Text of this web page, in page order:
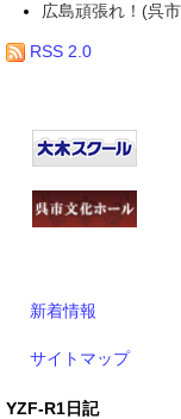
広島頑張れ！(呉
RSS 2.0
新着情報
サイトマップ
YZF-R1日記